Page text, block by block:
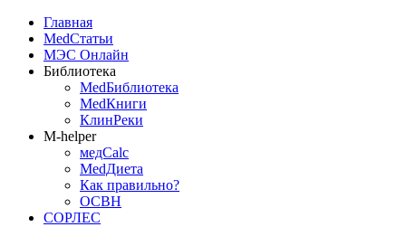
Главная
MedСтатьи
МЭС Онлайн
Библиотека
MedБиблиотека
MedКниги
КлинРеки
M-helper
медCalc
MedДиета
Как правильно?
ОСВН
СОРЛЕС